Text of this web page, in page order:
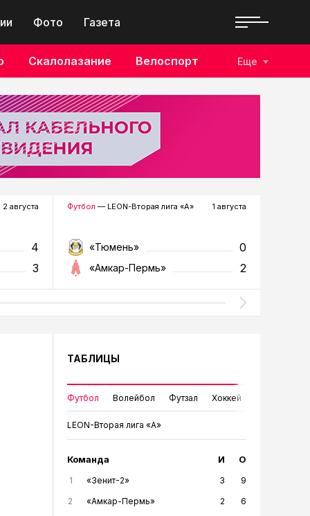
Фото Газета
Скалолазание Велоспорт Еще
2 августа
4
3
Футбол — LEON-Вторая лига «А» 1 августа
«Тюмень» 0
«Амкар-Пермь» 2
ТАБЛИЦЫ
Футбол Волейбол Футзал Хоккей
LEON-Вторая лига «А»
Команда И О
1 «Зенит-2» 3
9
2
«Амкар-Пермь» 2
6